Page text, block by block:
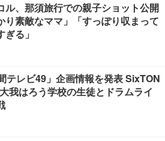
ル、那須旅行での親子ショット公開
り素敵なママ」「すっぽり収まって
る」
テレビ49」企画情報を発表 SixTON
我はろう学校の生徒とドラムライ